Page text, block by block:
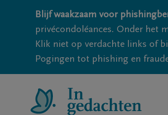
Blijf waakzaam voor
privécondoléances. Onder het
Klik niet op verdachte links of
Pogingen tot phishing en